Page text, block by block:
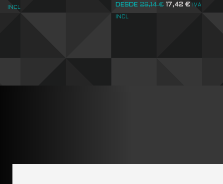
INCL DESDE 26,14€ 17,42€ IVA
INCL